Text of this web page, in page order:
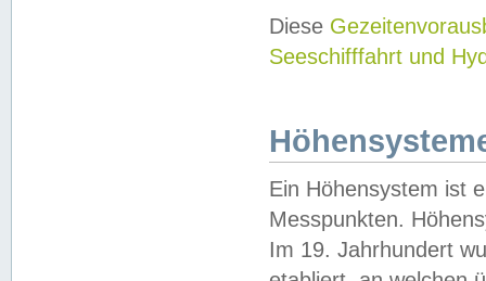
Diese
Seeschifffahrt und
Ein Höhensystem ist
Messpunkten.
Im 19. Jahrhundert